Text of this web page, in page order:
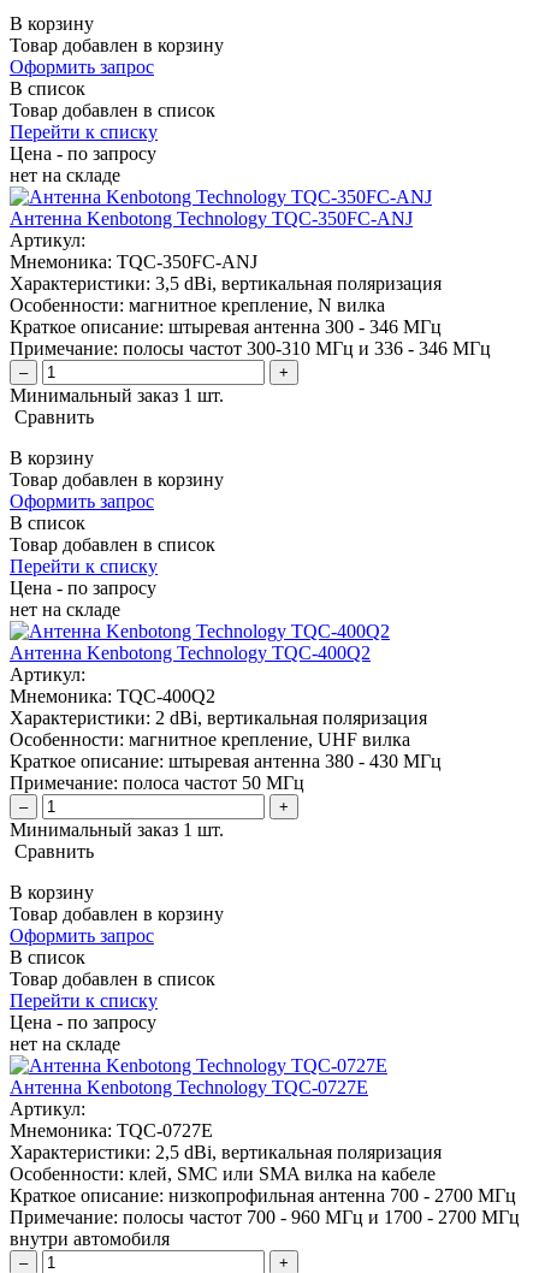
В корзину
Товар добавлен в корзину
Оформить запрос
В список
Товар добавлен в список
Перейти к списку
Цена - по запросу
нет на складе
Антенна Kenbotong Technology TQC-350FC-ANJ
Артикул:
Мнемоника: TQC-350FC-ANJ
Характеристики: 3,5 dBi, вертикальная поляризация
Особенности: магнитное крепление, N вилка
Краткое описание: штыревая антенна 300 - 346 МГц
Примечание: полосы частот 300-310 МГц и 336 - 346 МГц
– +
Минимальный заказ 1 шт.
Сравнить
В корзину
Товар добавлен в корзину
Оформить запрос
В список
Товар добавлен в список
Перейти к списку
Цена - по запросу
нет на складе
Антенна Kenbotong Technology TQC-400Q2
Артикул:
Мнемоника: TQC-400Q2
Характеристики: 2 dBi, вертикальная поляризация
Особенности: магнитное крепление, UHF вилка
Краткое описание: штыревая антенна 380 - 430 МГц
Примечание: полоса частот 50 МГц
– +
Минимальный заказ 1 шт.
Сравнить
В корзину
Товар добавлен в корзину
Оформить запрос
В список
Товар добавлен в список
Перейти к списку
Цена - по запросу
нет на складе
Антенна Kenbotong Technology TQC-0727E
Артикул:
Мнемоника: TQC-0727E
Характеристики: 2,5 dBi, вертикальная поляризация
Особенности: клей, SMC или SMA вилка на кабеле
Краткое описание: низкопрофильная антенна 700 - 2700 МГц
Примечание: полосы частот 700 - 960 МГц и 1700 - 2700 МГц
внутри автомобиля
– +